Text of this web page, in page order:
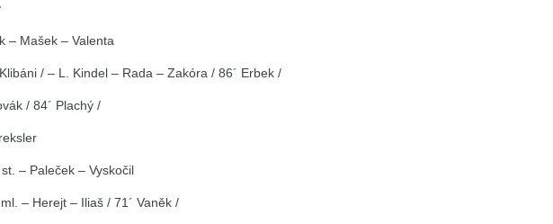
– Mašek – Valenta
/ – L. Kindel – Rada – Zakóra / 86´ Erbek /
/ 84´ Plachý /
– Paleček – Vyskočil
– Herejt – Iliaš / 71´ Vaněk /